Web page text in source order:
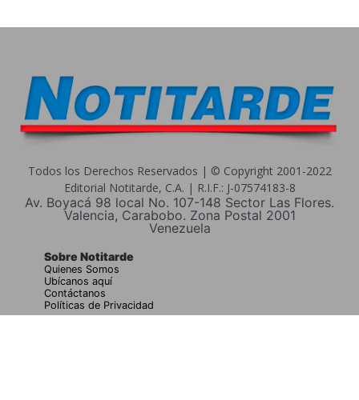
Todos los Derechos Reservados | © Copyright 2001-2022
Editorial Notitarde, C.A. | R.I.F.: J-07574183-8
Av. Boyacá 98 local No. 107-148 Sector Las Flores.
Valencia, Carabobo. Zona Postal 2001
Venezuela
Sobre Notitarde
Quienes Somos
Ubícanos aquí
Contáctanos
Políticas de Privacidad